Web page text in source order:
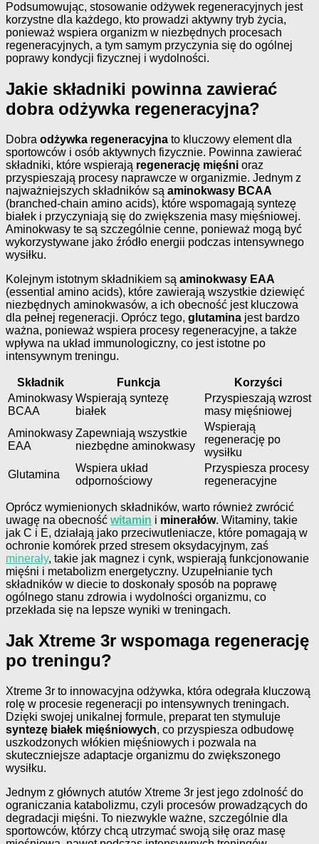
Podsumowując, stosowanie odżywek regeneracyjnych jest
korzystne dla każdego, kto prowadzi aktywny tryb życia,
ponieważ wspiera organizm w niezbędnych procesach
regeneracyjnych, a tym samym przyczynia się do ogólnej
poprawy kondycji fizycznej i wydolności.
Jakie składniki powinna zawierać
dobra odżywka regeneracyjna?
Dobra odżywka regeneracyjna to kluczowy element dla
sportowców i osób aktywnych fizycznie. Powinna zawierać
składniki, które wspierają regenerację mięśni oraz
przyspieszają procesy naprawcze w organizmie. Jednym z
najważniejszych składników są aminokwasy BCAA
(branched-chain amino acids), które wspomagają syntezę
białek i przyczyniają się do zwiększenia masy mięśniowej.
Aminokwasy te są szczególnie cenne, ponieważ mogą być
wykorzystywane jako źródło energii podczas intensywnego
wysiłku.
Kolejnym istotnym składnikiem są aminokwasy EAA
(essential amino acids), które zawierają wszystkie dziewięć
niezbędnych aminokwasów, a ich obecność jest kluczowa
dla pełnej regeneracji. Oprócz tego, glutamina jest bardzo
ważna, ponieważ wspiera procesy regeneracyjne, a także
wpływa na układ immunologiczny, co jest istotne po
intensywnym treningu.
Składnik Funkcja
Korzyści
Aminokwasy
BCAA
Wspierają syntezę
białek
Przyspieszają wzrost
masy mięśniowej
Aminokwasy
EAA
Zapewniają wszystkie
niezbędne aminokwasy
Wspierają
regenerację po
wysiłku
Glutamina
Wspiera układ
odpornościowy
Przyspiesza procesy
regeneracyjne
Oprócz wymienionych składników, warto również zwrócić
uwagę na obecność witamin i minerałów. Witaminy, takie
jak C i E, działają jako przeciwutleniacze, które pomagają w
ochronie komórek przed stresem oksydacyjnym, zaś
minerały, takie jak magnez i cynk, wspierają funkcjonowanie
mięśni i metabolizm energetyczny. Uzupełnianie tych
składników w diecie to doskonały sposób na poprawę
ogólnego stanu zdrowia i wydolności organizmu, co
przekłada się na lepsze wyniki w treningach.
Jak Xtreme 3r wspomaga regenerację
po treningu?
Xtreme 3r to innowacyjna odżywka, która odegrała kluczową
rolę w procesie regeneracji po intensywnych treningach.
Dzięki swojej unikalnej formule, preparat ten stymuluje
syntezę białek mięśniowych, co przyspiesza odbudowę
uszkodzonych włókien mięśniowych i pozwala na
skuteczniejsze adaptacje organizmu do zwiększonego
wysiłku.
Jednym z głównych atutów Xtreme 3r jest jego zdolność do
ograniczania katabolizmu, czyli procesów prowadzących do
degradacji mięśni. To niezwykle ważne, szczególnie dla
sportowców, którzy chcą utrzymać swoją siłę oraz masę